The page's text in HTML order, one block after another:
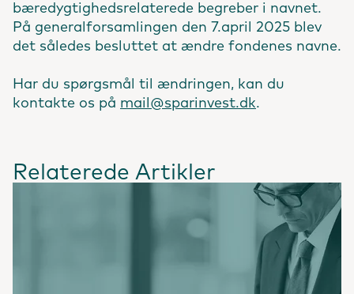
bæredygtighedsrelaterede begreber i navnet.
På generalforsamlingen den 7.april 2025 blev
det således besluttet at ændre fondenes navne.
Har du spørgsmål til ændringen, kan du
kontakte os på mail@sparinvest.dk.
Relaterede Artikler